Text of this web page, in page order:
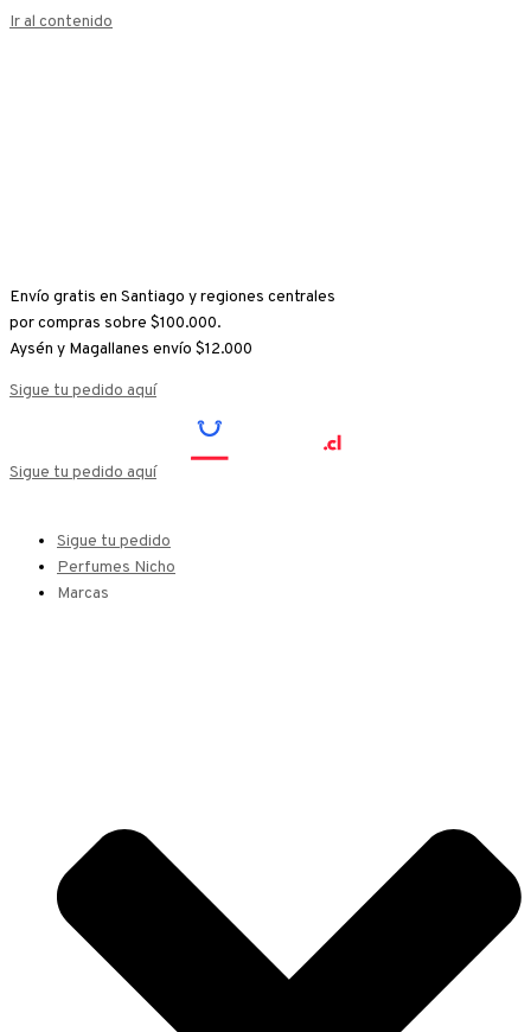
Ir al contenido
Envío gratis en Santiago y regiones centrales
por compras sobre $100.000.
Aysén y Magallanes envío $12.000
Sigue tu pedido aquí
Sigue tu pedido aquí
Sigue tu pedido
Perfumes Nicho
Marcas